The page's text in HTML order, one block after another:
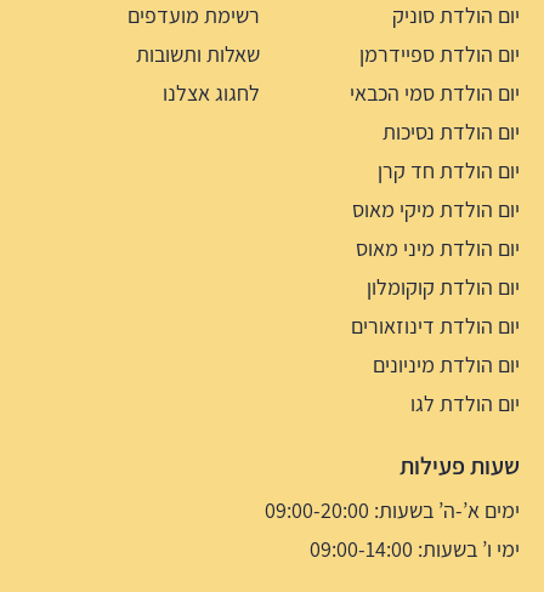
יום הולדת סוניק
יום הולדת ספיידרמן
יום הולדת סמי הכבאי
יום הולדת נסיכות
יום הולדת חד קרן
יום הולדת מיקי מאוס
יום הולדת מיני מאוס
יום הולדת קוקומלון
יום הולדת דינוזאורים
יום הולדת מיניונים
יום הולדת לגו
רשימת מועדפים
שאלות ותשובות
לחגוג אצלנו
שעות פעילות
ימים א’-ה’ בשעות: 09:00-20:00
ימי ו’ בשעות: 09:00-14:00